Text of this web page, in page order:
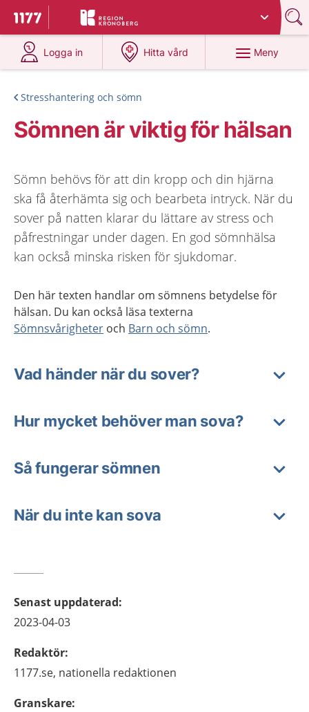
Till startsidan för 1177
Du har valt region
Logga in
på 1177.se
Hitta vård
på 1177.se
Meny
Stresshantering och sömn
Sömnen är viktig för hälsan
Sömn behövs för att din kropp och din hjärna
ska få återhämta sig och bearbeta intryck. När du
sover på natten klarar du lättare av stress och
påfrestningar under dagen. En god sömnhälsa
kan också minska risken för sjukdomar.
Den här texten handlar om sömnens betydelse för
hälsan. Du kan också läsa texterna
Sömnsvårigheter och Barn och sömn.
Vad händer när du sover?
Hur mycket behöver man sova?
Så fungerar sömnen
När du inte kan sova
Senast uppdaterad:
2023-04-03
Redaktör:
1177.se, nationella redaktionen
Granskare: